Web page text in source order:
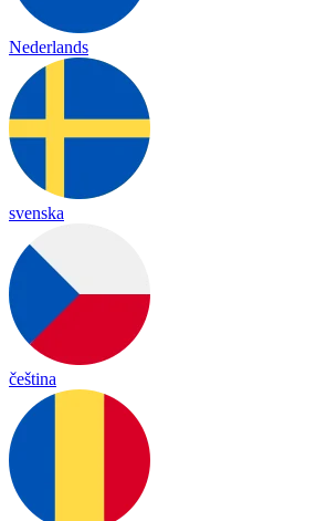
Nederlands
svenska
čeština